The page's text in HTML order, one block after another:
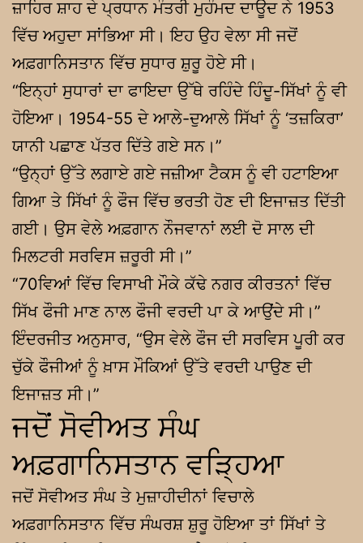
ਜ਼ਾਹਿਰ ਸ਼ਾਹ ਦੇ ਪ੍ਰਧਾਨ ਮੰਤਰੀ ਮੁਹੰਮਦ ਦਾਊਦ ਨੇ 1953
ਵਿੱਚ ਅਹੁਦਾ ਸਾਂਭਿਆ ਸੀ। ਇਹ ਉਹ ਵੇਲਾ ਸੀ ਜਦੋਂ
ਅਫ਼ਗਾਨਿਸਤਾਨ ਵਿੱਚ ਸੁਧਾਰ ਸ਼ੁਰੂ ਹੋਏ ਸੀ।
“ਇਨ੍ਹਾਂ ਸੁਧਾਰਾਂ ਦਾ ਫਾਇਦਾ ਉੱਥੇ ਰਹਿੰਦੇ ਹਿੰਦੂ-ਸਿੱਖਾਂ ਨੂੰ ਵੀ
ਹੋਇਆ। 1954-55 ਦੇ ਆਲੇ-ਦੁਆਲੇ ਸਿੱਖਾਂ ਨੂੰ ‘ਤਜ਼ਕਿਰਾ’
ਯਾਨੀ ਪਛਾਣ ਪੱਤਰ ਦਿੱਤੇ ਗਏ ਸਨ।”
“ਉਨ੍ਹਾਂ ਉੱਤੇ ਲਗਾਏ ਗਏ ਜਜ਼ੀਆ ਟੈਕਸ ਨੂੰ ਵੀ ਹਟਾਇਆ
ਗਿਆ ਤੇ ਸਿੱਖਾਂ ਨੂੰ ਫੌਜ ਵਿੱਚ ਭਰਤੀ ਹੋਣ ਦੀ ਇਜਾਜ਼ਤ ਦਿੱਤੀ
ਗਈ। ਉਸ ਵੇਲੇ ਅਫ਼ਗਾਨ ਨੌਜਵਾਨਾਂ ਲਈ ਦੋ ਸਾਲ ਦੀ
ਮਿਲਟਰੀ ਸਰਵਿਸ ਜ਼ਰੂਰੀ ਸੀ।”
“70ਵਿਆਂ ਵਿੱਚ ਵਿਸਾਖੀ ਮੌਕੇ ਕੱਢੇ ਨਗਰ ਕੀਰਤਨਾਂ ਵਿੱਚ
ਸਿੱਖ ਫੌਜੀ ਮਾਣ ਨਾਲ ਫੌਜੀ ਵਰਦੀ ਪਾ ਕੇ ਆਉਂਦੇ ਸੀ।”
ਇੰਦਰਜੀਤ ਅਨੁਸਾਰ, “ਉਸ ਵੇਲੇ ਫੌਜ ਦੀ ਸਰਵਿਸ ਪੂਰੀ ਕਰ
ਚੁੱਕੇ ਫੌਜੀਆਂ ਨੂੰ ਖ਼ਾਸ ਮੌਕਿਆਂ ਉੱਤੇ ਵਰਦੀ ਪਾਉਣ ਦੀ
ਇਜਾਜ਼ਤ ਸੀ।”
ਜਦੋਂ ਸੋਵੀਅਤ ਸੰਘ
ਅਫ਼ਗਾਨਿਸਤਾਨ ਵੜ੍ਹਿਆ
ਜਦੋਂ ਸੋਵੀਅਤ ਸੰਘ ਤੇ ਮੁਜ਼ਾਹੀਦੀਨਾਂ ਵਿਚਾਲੇ
ਅਫ਼ਗਾਨਿਸਤਾਨ ਵਿੱਚ ਸੰਘਰਸ਼ ਸ਼ੁਰੂ ਹੋਇਆ ਤਾਂ ਸਿੱਖਾਂ ਤੇ